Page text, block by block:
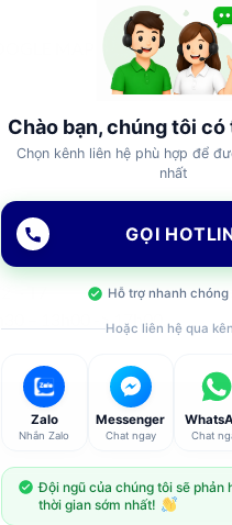
MAP
– T7
– 13h00 -> 17h00
Visa PayPal Stripe
Copyright 2026 ©Flatsome
Chào bạn, chúng tôi có
Chọn kênh liên hệ phù hợp để
nhất
GỌI
Hỗ trợ nhanh chóng
Hoặc liên hệ qua
Zalo
Nhắn Zalo
Messenger
Chat ngay Chat
Đội ngũ của chúng tôi sẽ phản
thời gian sớm nhất!